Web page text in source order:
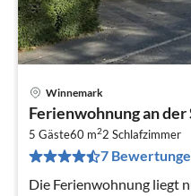
Winnemark
Ferienwohnung an der
5 Gäste60 m22 Schlafzimmer
7
Die Ferienwohnung liegt